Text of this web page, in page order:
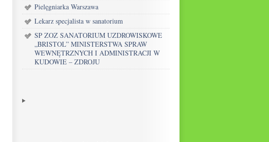
Pielęgniarka Warszawa
Lekarz specjalista w sanatorium
SP ZOZ SANATORIUM UZDROWISKOWE
„BRISTOL” MINISTERSTWA SPRAW
WEWNĘTRZNYCH I ADMINISTRACJI W
KUDOWIE – ZDROJU